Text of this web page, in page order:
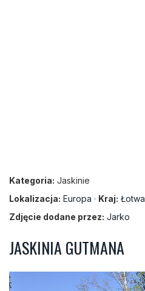
Kategoria: Jaskinie
Lokalizacja: Europa · Kraj: Łotwa
Zdjęcie dodane przez: Jarko
JASKINIA GUTMANA